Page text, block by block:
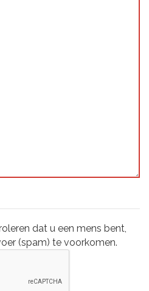
dat u een mens bent,
(spam) te voorkomen.